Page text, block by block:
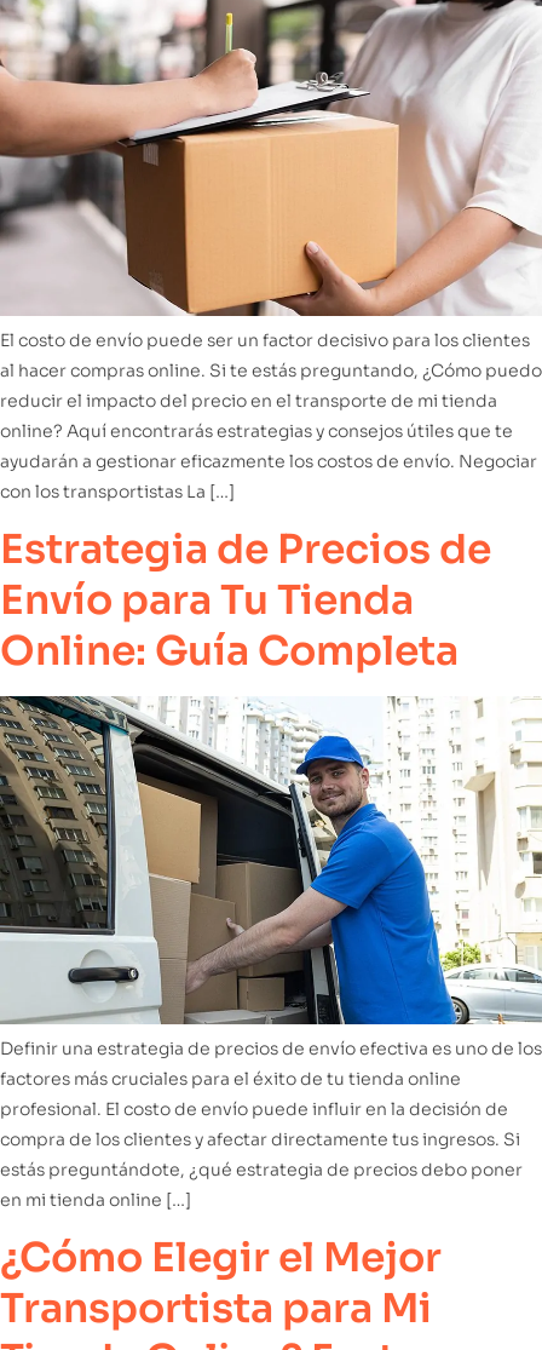
El costo de envío puede ser un factor decisivo para los clientes
al hacer compras online. Si te estás preguntando, ¿Cómo puedo
reducir el impacto del precio en el transporte de mi tienda
online? Aquí encontrarás estrategias y consejos útiles que te
ayudarán a gestionar eficazmente los costos de envío. Negociar
con los transportistas La […]
Estrategia de Precios de
Envío para Tu Tienda
Online: Guía Completa
Definir una estrategia de precios de envío efectiva es uno de los
factores más cruciales para el éxito de tu tienda online
profesional. El costo de envío puede influir en la decisión de
compra de los clientes y afectar directamente tus ingresos. Si
estás preguntándote, ¿qué estrategia de precios debo poner
en mi tienda online […]
¿Cómo Elegir el Mejor
Transportista para Mi